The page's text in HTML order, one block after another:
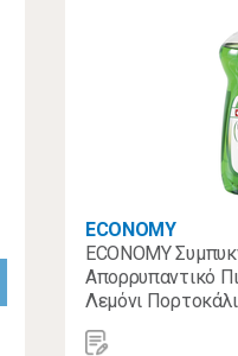
ECONOMY
ECONOMY
Απορρυπαντικό
Λεμόνι